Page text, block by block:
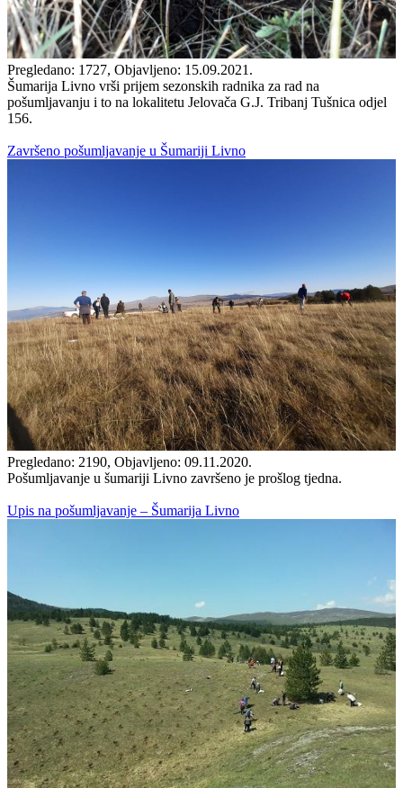
Pregledano: 1727, Objavljeno: 15.09.2021.
Šumarija Livno vrši prijem sezonskih radnika za rad na
pošumljavanju i to na lokalitetu Jelovača G.J. Tribanj Tušnica odjel
156.
Završeno pošumljavanje u Šumariji Livno
Pregledano: 2190, Objavljeno: 09.11.2020.
Pošumljavanje u šumariji Livno završeno je prošlog tjedna.
Upis na pošumljavanje – Šumarija Livno